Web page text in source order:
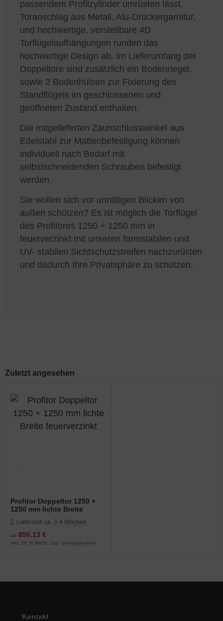
passendem Profilzylinder umrüsten lässt.
Toranschlag aus Metall, Alu-Drückergarnitur,
und hochwertige, verstellbare 4D
Torflügelaufhängungen runden das
hochwertige Design ab. Im Lieferumfang der
Doppeltore sind zusätzlich ein Bodenriegel,
sowie 2 Bodenhülsen zur Fixierung des
Standflügels im geschlossenen und
geöffneten Zustand enthalten.
Die mitgelieferten Zaunschlusswinkel aus
Edelstahl zur Mattenbefestigung können
individuell nach Bedarf mit
selbstschneidenden Schrauben befestigt
werden.
Sie wollen sich vor unnötigen Blicken von
außen schützen? Es ist möglich die Torflügel
des Profitores 1250 + 1250 mm in
feuerverzinkt mit unseren formstabilen und
UV- stabilen Sichtschutzstreifen nachzurüsten
und dadurch Ihre Privatsphäre zu schützen.
Zuletzt angesehen
Profitor Doppeltor 1250 +
1250 mm lichte Breite
Lieferzeit: ca. 3-4 Wochen
ab 856,13 €
inkl. 19 % MwSt. zzgl. Versandkosten
Kontakt